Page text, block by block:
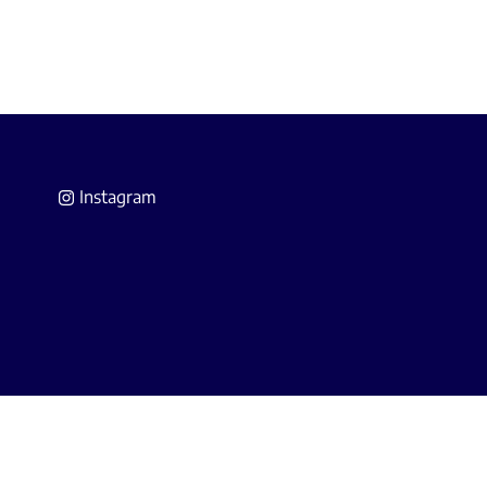
Instagram